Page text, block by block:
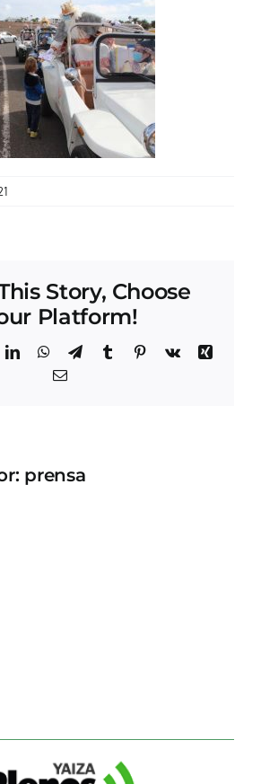
Story, Choose
Platform!
LinkedInWhatsApp
TelegramTumblrPinterest
Vk
Xing
Correo
prensa